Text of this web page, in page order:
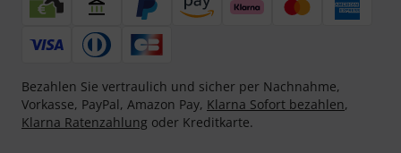
Bezahlen Sie vertraulich und sicher per Nachnahme,
Vorkasse, PayPal, Amazon Pay, Klarna Sofort bezahlen,
Klarna Ratenzahlung oder Kreditkarte.